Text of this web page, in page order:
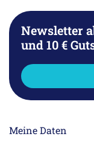
Newsletter
und 10 €
Meine Daten